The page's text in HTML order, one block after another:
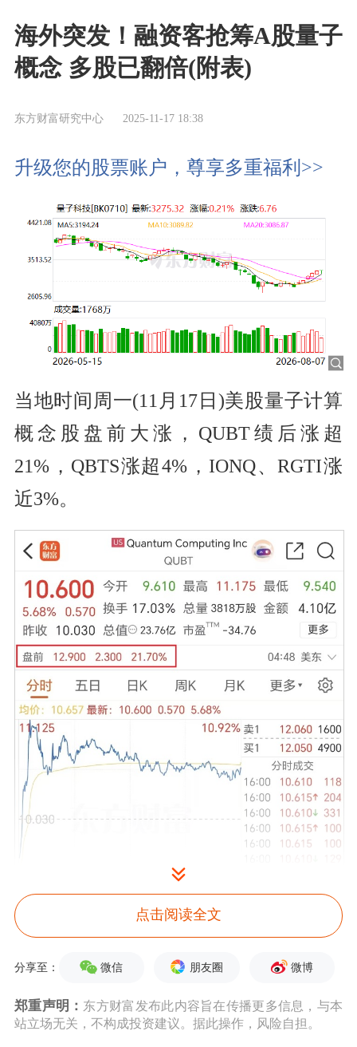
海外突发！融资客抢筹A股量子
概念 多股已翻倍(附表)
东方财富研究中心 2025-11-17 18:38
升级您的股票账户，尊享多重福利>>
当地时间周一(11月17日)美股量子计算
概念股盘前大涨，QUBT绩后涨超
21%，QBTS涨超4%，IONQ、RGTI涨
近3%。
点击阅读全文
分享至： 微信 朋友圈 微博
郑重声明： 东方财富发布此内容旨在传播更多信息，与本
站立场无关，不构成投资建议。据此操作，风险自担。